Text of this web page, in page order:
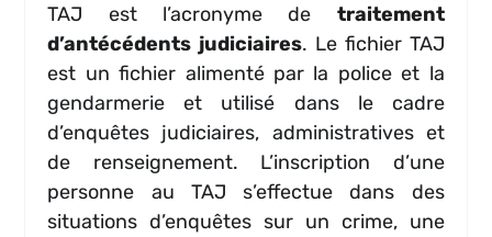
TAJ est l’acronyme de traitement
d’antécédents judiciaires. Le fichier TAJ
est un fichier alimenté par la police et la
gendarmerie et utilisé dans le cadre
d’enquêtes judiciaires, administratives et
de renseignement. L’inscription d’une
personne au TAJ s’effectue dans des
situations d’enquêtes sur un crime, une